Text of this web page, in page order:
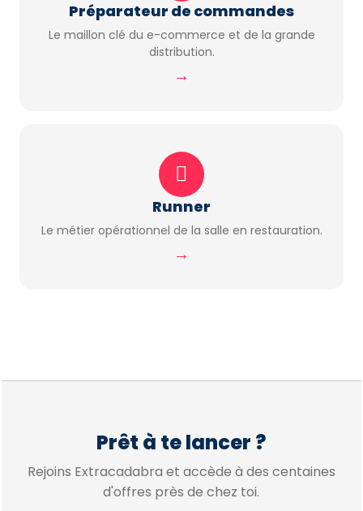
Préparateur de commandes
Le maillon clé du e-commerce et de la grande
distribution.
→
Runner
Le métier opérationnel de la salle en restauration.
→
Prêt à te lancer ?
Rejoins Extracadabra et accède à des centaines
d'offres près de chez toi.